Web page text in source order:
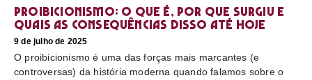
Proibicionismo: o que é, por que surgiu e
quais as consequências disso até hoje
9 de julho de 2025
O proibicionismo é uma das forças mais marcantes (e
controversas) da história moderna quando falamos sobre o